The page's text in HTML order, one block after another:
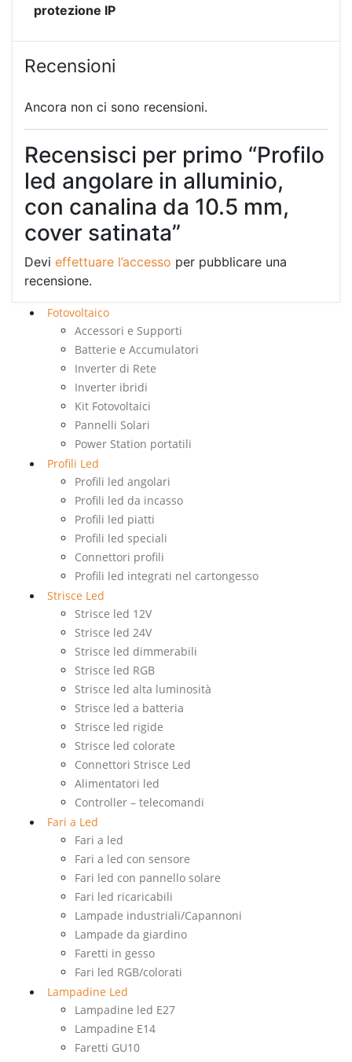
protezione IP
Recensioni
Ancora non ci sono recensioni.
Recensisci per primo “Profilo
led angolare in alluminio,
con canalina da 10.5 mm,
cover satinata”
Devi effettuare l’accesso per pubblicare una
recensione.
Fotovoltaico
Accessori e Supporti
Batterie e Accumulatori
Inverter di Rete
Inverter ibridi
Kit Fotovoltaici
Pannelli Solari
Power Station portatili
Profili Led
Profili led angolari
Profili led da incasso
Profili led piatti
Profili led speciali
Connettori profili
Profili led integrati nel cartongesso
Strisce Led
Strisce led 12V
Strisce led 24V
Strisce led dimmerabili
Strisce led RGB
Strisce led alta luminosità
Strisce led a batteria
Strisce led rigide
Strisce led colorate
Connettori Strisce Led
Alimentatori led
Controller – telecomandi
Fari a Led
Fari a led
Fari a led con sensore
Fari led con pannello solare
Fari led ricaricabili
Lampade industriali/Capannoni
Lampade da giardino
Faretti in gesso
Fari led RGB/colorati
Lampadine Led
Lampadine led E27
Lampadine E14
Faretti GU10